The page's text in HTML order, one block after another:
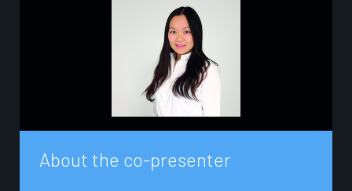
About the co-presenter